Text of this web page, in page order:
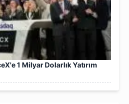
1 Milyar Dolarlık Yatırım